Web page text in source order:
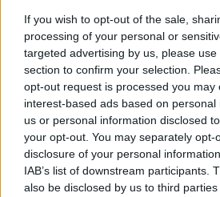
If you wish to opt-out of the sale,
processing of your personal or
targeted advertising by us, please
section to confirm your selection.
opt-out request is processed you may
interest-based ads based on
us or personal information disclosed
your opt-out. You may separately opt-
disclosure of your personal
IAB’s list of downstream participants.
also be disclosed by us to third
„Norėčiau, kad apsaugotų
arba kontroliuojamos
būtų laikoma atskira augalų
– sako P. Gauthieras. – Jei
m. padidinti maisto
turime į viską žiūrėti kitaip.
leidžia vertikalusis